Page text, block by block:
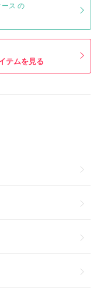
ス の
テムを見る